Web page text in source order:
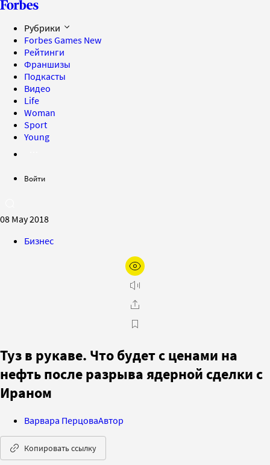
Рубрики
Forbes Games New
Рейтинги
Франшизы
Подкасты
Видео
Life
Woman
Sport
Young
Войти
08 May 2018
Бизнес
Туз в рукаве. Что будет с ценами на
нефть после разрыва ядерной сделки с
Ираном
Варвара ПерцоваАвтор
Копировать ссылку